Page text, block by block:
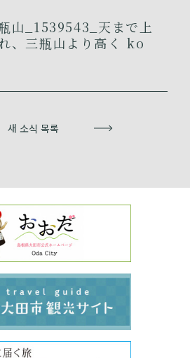
山_1539543_天まで上
、三瓶山より高く ko
새 소식 목록